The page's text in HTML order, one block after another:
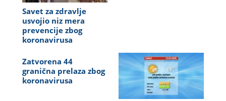
Savet za zdravlje
usvojio niz mera
prevencije zbog
koronavirusa
Zatvorena 44
granična prelaza zbog
koronavirusa